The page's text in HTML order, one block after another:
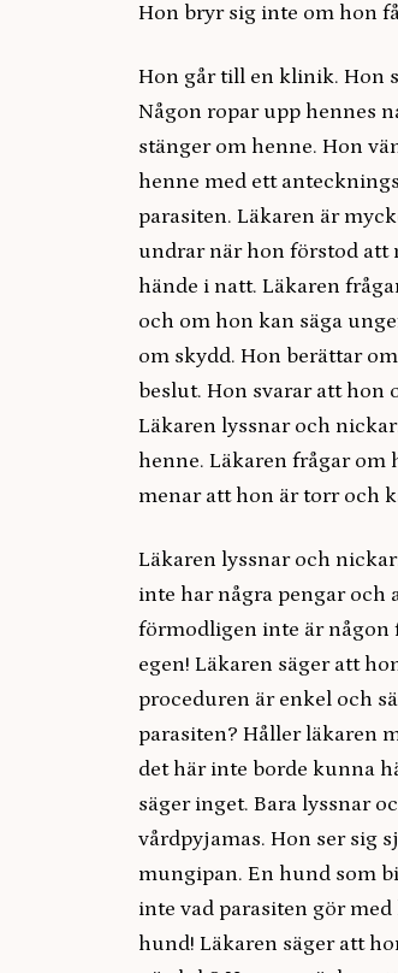
Hon bryr sig inte om hon
Hon går till en klinik. Hon
Någon ropar upp hennes
stänger om henne. Hon
henne med ett
parasiten. Läkaren är
undrar när hon förstod att
hände i natt. Läkaren
och om hon kan säga
om skydd. Hon berättar
beslut. Hon svarar att
Läkaren lyssnar och
henne. Läkaren frågar om
menar att hon är torr och
Läkaren lyssnar och
inte har några pengar och
förmodligen inte är någon
egen! Läkaren säger att
proceduren är enkel och
parasiten? Håller läkaren
det här inte borde kunna
säger inget. Bara lyssnar
vårdpyjamas. Hon ser sig
mungipan. En hund som
inte vad parasiten gör
hund! Läkaren säger att